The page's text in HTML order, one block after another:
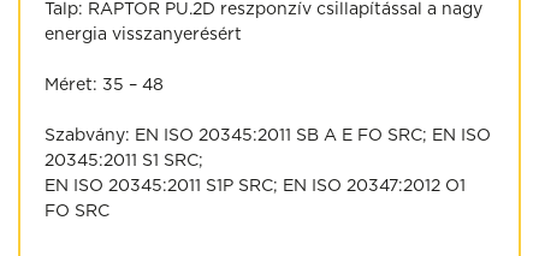
Talp: RAPTOR PU.2D reszponzív csillapítással a nagy
energia visszanyerésért
Méret: 35 – 48
Szabvány: EN ISO 20345:2011 SB A E FO SRC; EN ISO
20345:2011 S1 SRC;
EN ISO 20345:2011 S1P SRC; EN ISO 20347:2012 O1
FO SRC